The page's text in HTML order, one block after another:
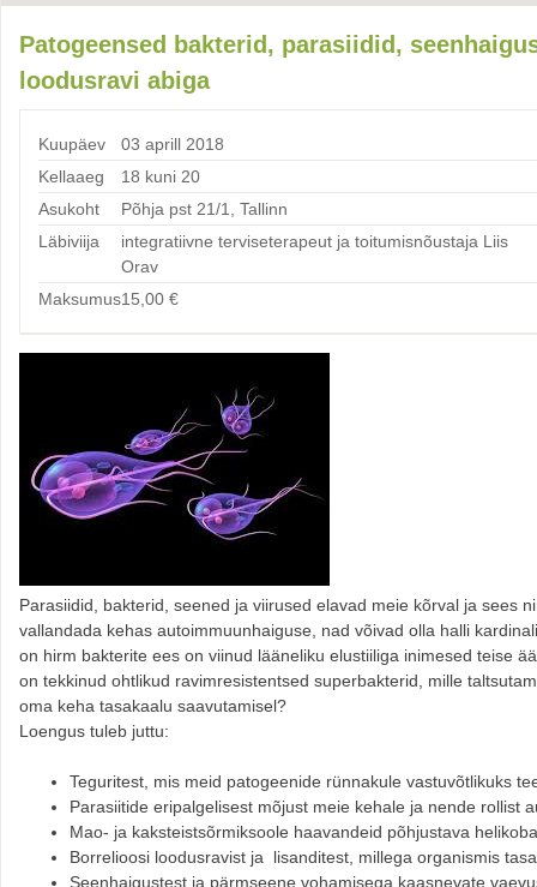
Patogeensed bakterid, parasiidid,
loodusravi abiga
Kuupäev
03 aprill 2018
Kellaaeg
18 kuni 20
Asukoht
Põhja pst 21/1, Tallinn
Läbiviija
integratiivne terviseterapeut ja toitumisnõustaja Liis
Orav
Maksumus15,00 €
Parasiidid, bakterid, seened ja viirused elavad meie kõrval ja sees
vallandada kehas autoimmuunhaiguse, nad võivad olla halli
on hirm bakterite ees on viinud lääneliku elustiiliga inimesed teise
on tekkinud ohtlikud ravimresistentsed superbakterid, mille
oma keha tasakaalu saavutamisel?
Loengus tuleb juttu:
Teguritest, mis meid patogeenide rünnakule vastuvõtlikuks
Parasiitide eripalgelisest mõjust meie kehale ja nende rollist
Mao- ja kaksteistsõrmiksoole haavandeid põhjustava
Borrelioosi loodusravist ja lisanditest, millega organismis
Seenhaigustest ja pärmseene vohamisega kaasnevate